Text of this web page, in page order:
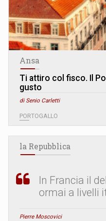
Ansa
Ti attiro col fisco. Il
gusto
di Senio Carletti
PORTOGALLO
la Repubblica
In Francia il
ormai a livelli
Pierre Moscovici